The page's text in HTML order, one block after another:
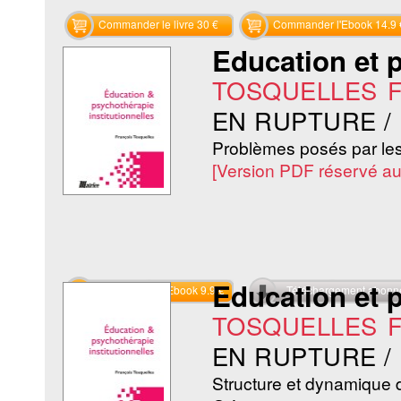
Commander le livre 30 € Commander l'Ebook 14.9
Education et
TOSQUELLES
EN RUPTURE
Problèmes posés par
[Version PDF réservé
Commander l'Ebook 9.9 € Téléchargement
Education et
TOSQUELLES
EN RUPTURE
Structure et dynamique